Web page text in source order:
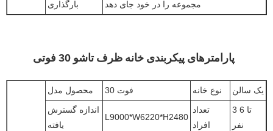
بارگذاری
مجموعه را در خود جای دهد
پارامترهای پیکربندی خانه ظرف تاشو 30 فوتی
محصول مدل 30 فوت نوع خانه
یک سالن
اندازه گسترش
یافته
L9000*W6220*H2480
تعداد
افراد
3 تا 6
نفر